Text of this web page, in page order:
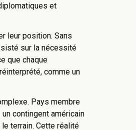
et
leur position. Sans
sur la nécessité
que chaque
comme un
Pays membre
contingent américain
terrain. Cette réalité